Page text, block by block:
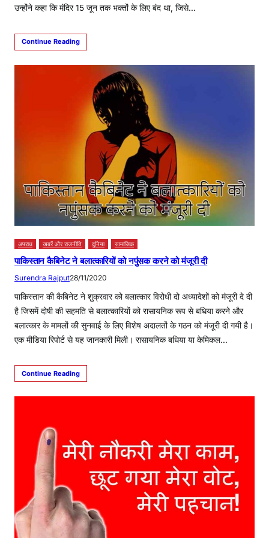
उन्होंने कहा कि मंदिर 15 जून तक भक्तों के लिए बंद था, जिसे…
Continue Reading
अपराध खबरें और राजनीति दुनिया सामाजिक
पाकिस्तान कैबिनेट ने बलात्कारियों को नपुंसक करने को मंजूरी दी
Surendra Rajput28/11/2020
पाकिस्तान की कैबिनेट ने शुक्रवार को बलात्कार विरोधी दो अध्यादेशों को मंजूरी दे दी
है जिसमें दोषी की सहमति से बलात्कारियों को रासायनिक रूप से बधिया करने और
बलात्कार के मामलों की सुनवाई के लिए विशेष अदालतों के गठन को मंजूरी दी गयी है।
एक मीडिया रिपोर्ट से यह जानकारी मिली। रासायनिक बधिया या केमिकल…
Continue Reading